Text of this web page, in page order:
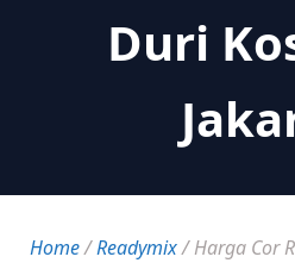
Duri
Home/Readymix/Harga Cor